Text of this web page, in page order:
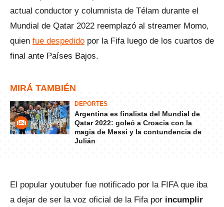
actual conductor y columnista de Télam durante el
Mundial de Qatar 2022 reemplazó al streamer Momo,
quien fue despedido por la Fifa luego de los cuartos de
final ante Países Bajos.
MIRÁ TAMBIÉN
DEPORTES
Argentina es finalista del Mundial de
Qatar 2022: goleó a Croacia con la
magia de Messi y la contundencia de
Julián
El popular youtuber fue notificado por la FIFA que iba
a dejar de ser la voz oficial de la Fifa por incumplir